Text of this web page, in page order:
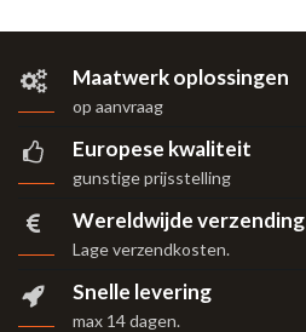
Maatwerk oplossingen
op aanvraag
Europese kwaliteit
gunstige prijsstelling
Wereldwijde verzending
Lage verzendkosten.
Snelle levering
max 14 dagen.